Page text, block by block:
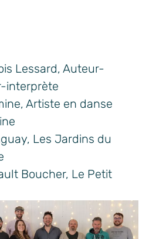
Lessard, Auteur-
interprète
Artiste en danse
Les Jardins du
Boucher, Le Petit